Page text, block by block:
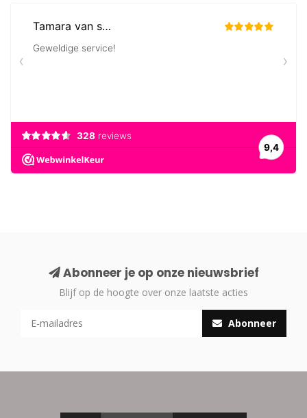
Abonneer je op onze nieuwsbrief
Blijf op de hoogte over onze laatste acties
Abonneer